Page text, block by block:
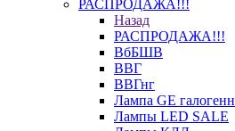
РАСПРОДАЖА!!!
Назад
РАСПРОДАЖА!!!
ВбБШВ
ВВГ
ВВГнг
Лампа GE галогенн
Лампы LED SALE